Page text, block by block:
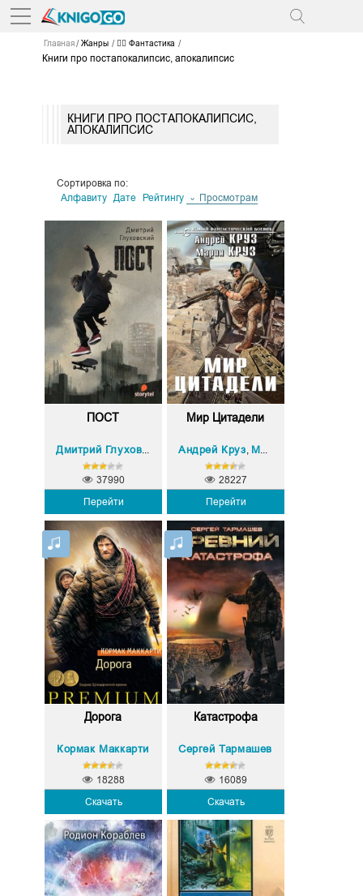
Главная Жанры 🧙‍♂️ Фантастика
Книги про постапокалипсис, апокалипсис
КНИГИ ПРО ПОСТАПОКАЛИПСИС,
АПОКАЛИПСИС
Сортировка по:
Алфавиту
Дате Рейтингу Просмотрам
ПОСТ
Перейти
37990
Мир Цитадели
Андрей Круз Мария Круз
Перейти
28227
Дорога
Кормак Маккарти
Скачать
18288
Катастрофа
Сергей Тармашев
Скачать
16089